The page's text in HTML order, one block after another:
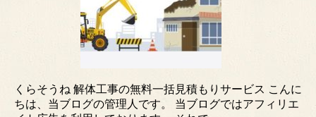
くらそうね 解体工事の無料一括見積もりサービス こんに
ちは、当ブログの管理人です。 当ブログではアフィリエ